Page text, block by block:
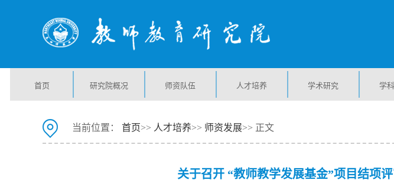
首页 研究院概况 师资队伍 人才培养 学术研究 学
当前位置： 首页>> 人才培养>> 师资发展>> 正文
关于召开 “教师教学发展基金”项目结项